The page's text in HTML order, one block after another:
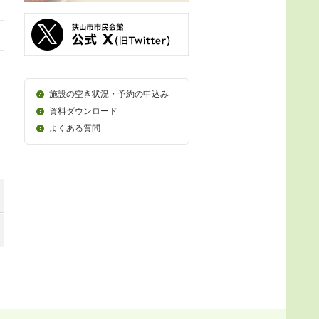
施設の空き状況・予約の申込み
資料ダウンロード
よくある質問